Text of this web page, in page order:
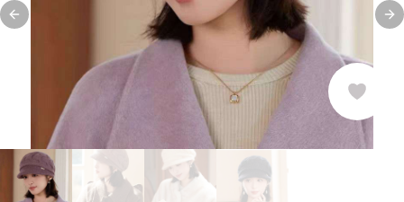
Previous slide